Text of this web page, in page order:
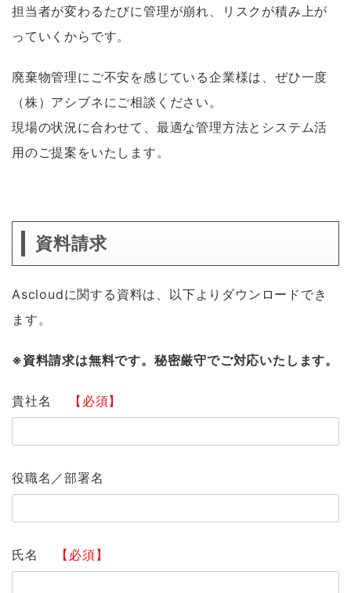
担当者が変わるたびに管理が崩れ、リスクが積み上が
っていくからです。
廃棄物管理にご不安を感じている企業様は、ぜひ一度
（株）アシブネにご相談ください。
現場の状況に合わせて、最適な管理方法とシステム活
用のご提案をいたします。
資料請求
Ascloudに関する資料は、以下よりダウンロードでき
ます。
※資料請求は無料です。秘密厳守でご対応いたします。
貴社名 【必須】
役職名／部署名
氏名 【必須】